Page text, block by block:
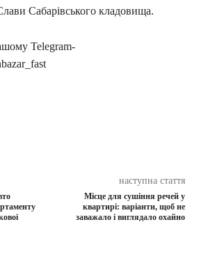
Сабарівського кладовища.
Telegram-
наступна стаття
Місце для сушіння речей у
квартирі: варіанти, щоб не
заважало і виглядало охайно